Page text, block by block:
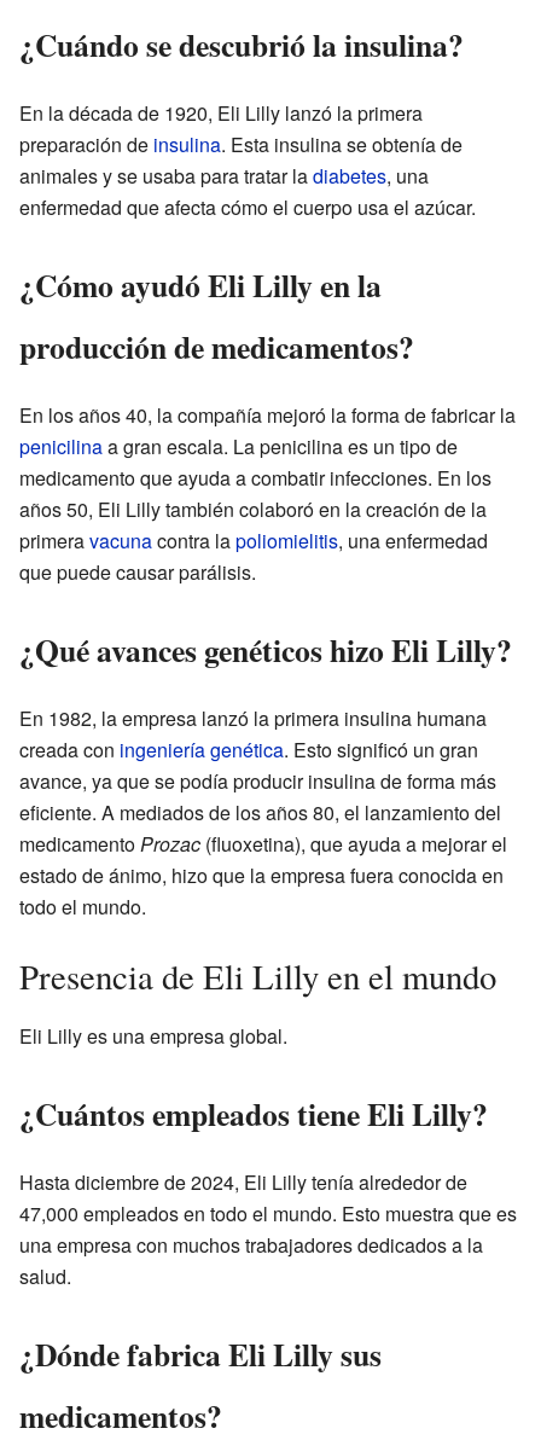
¿Cuándo se descubrió la insulina?
En la década de 1920, Eli Lilly lanzó la primera
preparación de insulina. Esta insulina se obtenía de
animales y se usaba para tratar ladiabetes, una
enfermedad que afecta cómo el cuerpo usa el azúcar.
¿Cómo ayudó Eli Lilly en la
producción de medicamentos?
En los años 40, la compañía mejoró la forma de fabricar la
penicilinaa gran escala. La penicilina es un tipo de
medicamento que ayuda a combatir infecciones. En los
años 50, Eli Lilly también colaboró en la creación de la
primeravacunacontra lapoliomielitis, una enfermedad
que puede causar parálisis.
¿Qué avances genéticos hizo Eli Lilly?
En 1982, la empresa lanzó la primera insulina humana
creada con ingeniería genética. Esto significó un gran
avance, ya que se podía producir insulina de forma más
eficiente. A mediados de los años 80, el lanzamiento del
medicamentoProzac (fluoxetina), que ayuda a mejorar el
estado de ánimo, hizo que la empresa fuera conocida en
todo el mundo.
Presencia de Eli Lilly en el mundo
Eli Lilly es una empresa global.
¿Cuántos empleados tiene Eli Lilly?
Hasta diciembre de 2024, Eli Lilly tenía alrededor de
47,000 empleados en todo el mundo. Esto muestra que es
una empresa con muchos trabajadores dedicados a la
salud.
¿Dónde fabrica Eli Lilly sus
medicamentos?